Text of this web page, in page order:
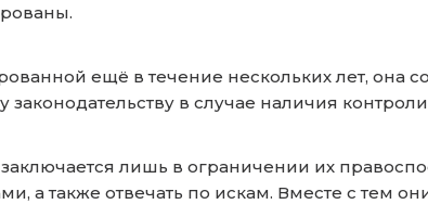
ещё в течение нескольких лет, она
в случае наличия
лишь в ограничении их
а также отвечать по искам. Вместе с тем